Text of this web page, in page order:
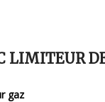
LIMITEUR
gaz